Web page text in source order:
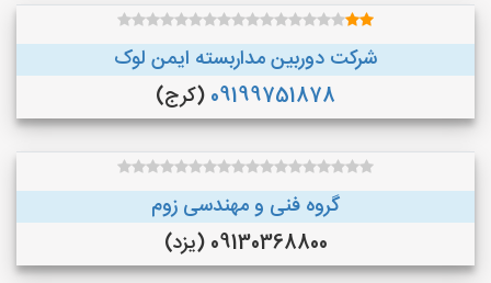
شرکت دوربین مداربسته ایمن لوک
09199751878 (کرج)
گروه فنی و مهندسی زوم
09130368800 (یزد)